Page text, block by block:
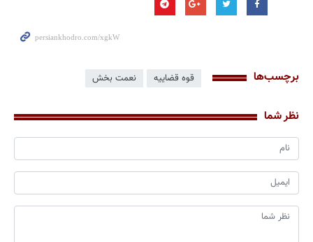
برچسب‌ها قوه قضاییه نعمت بخش
نظر شما